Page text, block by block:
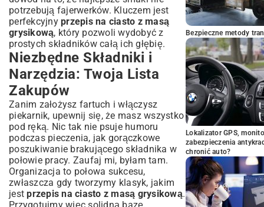
potrzebują fajerwerków. Kluczem jest
perfekcyjny przepis na ciasto z masą
grysikową, który pozwoli wydobyć z
prostych składników całą ich głębię.
Niezbędne Składniki i
Narzędzia: Twoja Lista
Zakupów
Zanim założysz fartuch i włączysz
piekarnik, upewnij się, że masz wszystko
pod ręką. Nic tak nie psuje humoru
podczas pieczenia, jak gorączkowe
poszukiwanie brakującego składnika w
połowie pracy. Zaufaj mi, byłam tam.
Organizacja to połowa sukcesu,
zwłaszcza gdy tworzymy klasyk, jakim
jestprzepis na ciasto z masą grysikową.
Bezpieczne metody
Lokalizator GPS,
zabezpieczenia
chronić auto?